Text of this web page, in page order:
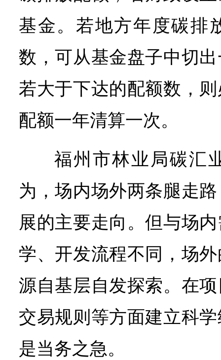
基金。若地方年度碳排
数，可从基金盘子中切
若大于下达的配额数，
配额一年清算一次。
福州市林业局碳汇
为，场内场外两条腿走
展的主要走向。但与场
学、开发流程不同，场
源自基层自发探索。在
交易规则等方面建立科
是当务之急。